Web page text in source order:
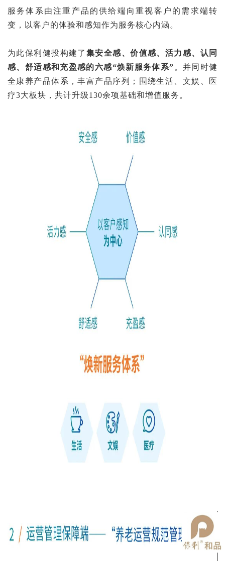
服务体系由注重产品的供给端向重视客户的需求端转
变，以客户的体验和感知作为服务核心内涵。
为此保利健投构建了 集安全感、价值感、活力感、认同
感、舒适感和充盈感的六感“焕新服务体系” 。并同时健
全康养产品体系，丰富产品序列；围绕生活、文娱、医
疗3大板块，共计升级130余项基础和增值服务。